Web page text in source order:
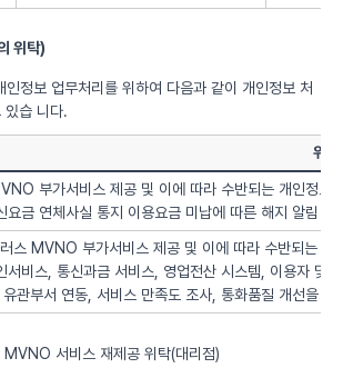
위탁)
인정보 업무처리를 위하여 다음과 같이 개인정보 처
있습 니다.
위탁
부가서비스 제공 및 이에 따라 수반되는 개인정보
요금 연체사실 통지 이용요금 미납에 따른 해지 알림 업
스 MVNO 부가서비스 제공 및 이에 따라 수반되는
서비스, 통신과금 서비스, 영업전산 시스템, 이용자 및
유관부서 연동, 서비스 만족도 조사, 통화품질 개선을 위
MVNO 서비스 재제공 위탁(대리점)